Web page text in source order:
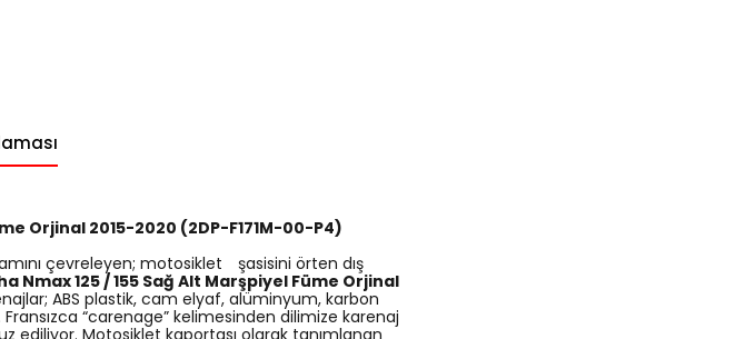
Orjinal 2015-2020 (2DP-F171M-00-P4)
çevreleyen; motosiklet şasisini örten dış
Nmax 125 / 155 Sağ Alt Marşpiyel Füme Orjinal
ABS plastik, cam elyaf, alüminyum, karbon
“carenage” kelimesinden dilimize karenaj
ediliyor. Motosiklet kaportası olarak tanımlanan